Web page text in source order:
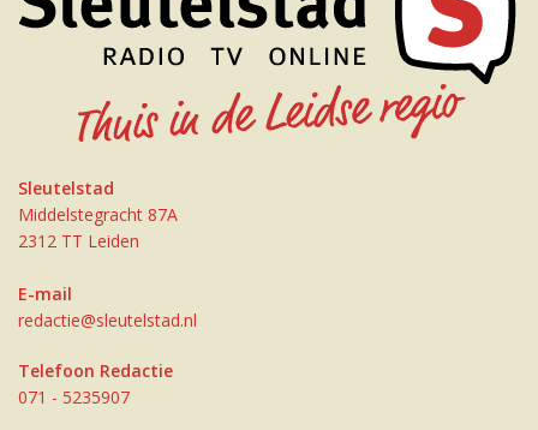
Sleutelstad
Middelstegracht 87A
2312 TT Leiden
E-mail
redactie@sleutelstad.nl
Telefoon Redactie
071 - 5235907